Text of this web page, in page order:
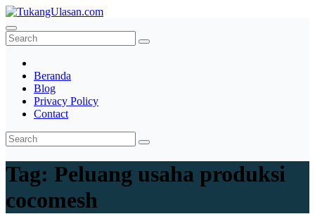
Skip
to
content
TukangUlasan.com
Baca Aja Dulu!
Beranda
Blog
Privacy Policy
Contact
Tag: Peluang usaha produksi
cocomesh